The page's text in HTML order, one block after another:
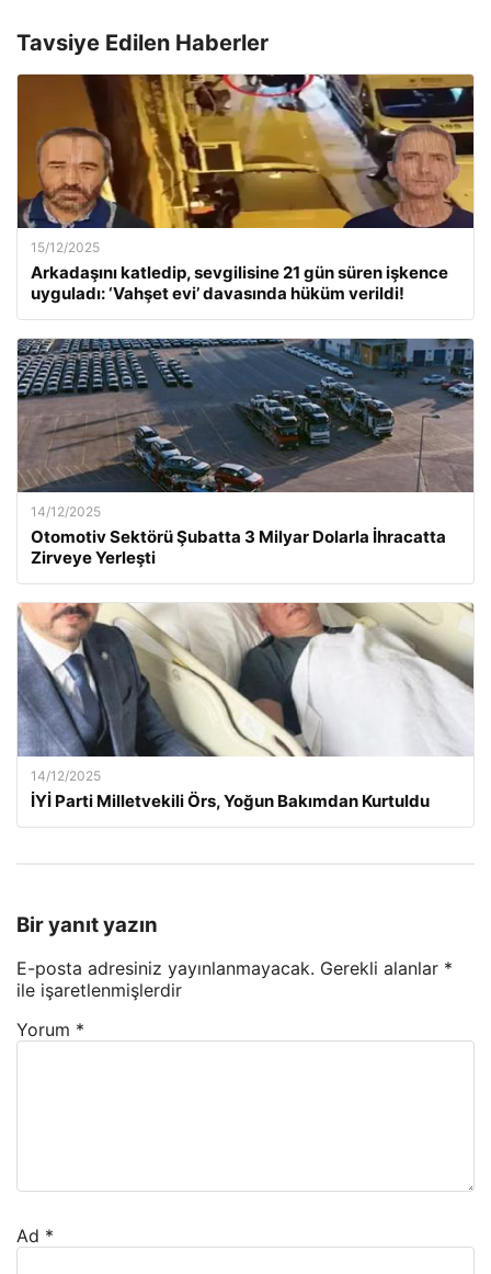
Tavsiye Edilen Haberler
15/12/2025
Arkadaşını katledip, sevgilisine 21 gün süren işkence
uyguladı: ‘Vahşet evi’ davasında hüküm verildi!
14/12/2025
Otomotiv Sektörü Şubatta 3 Milyar Dolarla İhracatta
Zirveye Yerleşti
14/12/2025
İYİ Parti Milletvekili Örs, Yoğun Bakımdan Kurtuldu
Bir yanıt yazın
E-posta adresiniz yayınlanmayacak. Gerekli alanlar *
ile işaretlenmişlerdir
Yorum *
Ad *